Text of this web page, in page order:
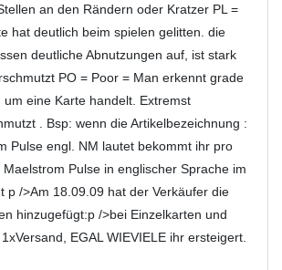
an den Rändern oder Kratzer PL =
hat deutlich beim spielen gelitten. die
deutliche Abnutzungen auf, ist stark
PO = Poor = Man erkennt grade
um eine Karte handelt. Extremst
. Bsp: wenn die Artikelbezeichnung :
Pulse engl. NM lautet bekommt ihr pro
Pulse in englischer Sprache im
p />Am 18.09.09 hat der Verkäufer die
hinzugefügt:p />bei Einzelkarten und
EGAL WIEVIELE ihr ersteigert.